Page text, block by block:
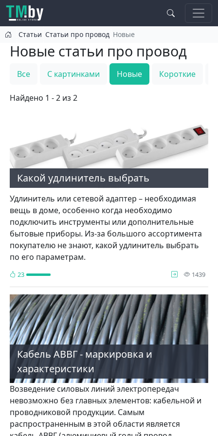
Перейти к основному содержанию
Статьи Статьи про провод Новые
Новые статьи про провод
Все С картинками Новые Короткие
Найдено 1 - 2 из 2
Какой удлинитель выбрать
Удлинитель или сетевой адаптер – необходимая
вещь в доме, особенно когда необходимо
подключить инструменты или дополнительные
бытовые приборы. Из-за большого ассортимента
покупателю не знают, какой удлинитель выбрать
по его параметрам.
23 1439
Кабель АВВГ - маркировка и
характеристики
Возведение силовых линий электропередач
невозможно без главных элементов: кабельной и
проводниковой продукции. Самым
распространенным в этой области является